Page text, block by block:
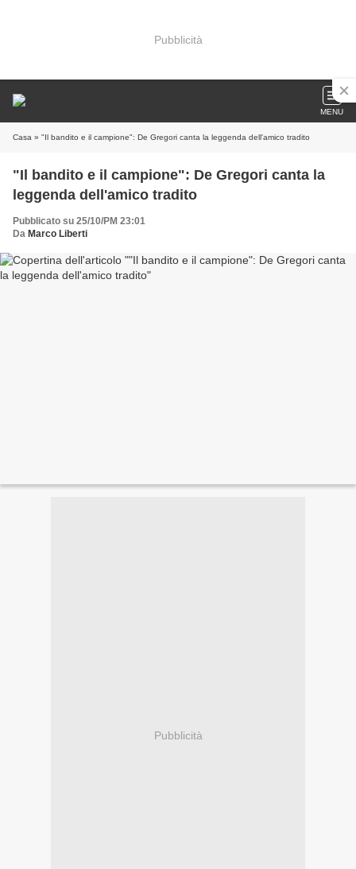
Pubblicità
MENU
Casa » "Il bandito e il campione": De Gregori canta la leggenda dell'amico tradito
"Il bandito e il campione": De Gregori canta la
leggenda dell'amico tradito
Pubblicato su 25/10/PM 23:01
Da Marco Liberti
Pubblicità